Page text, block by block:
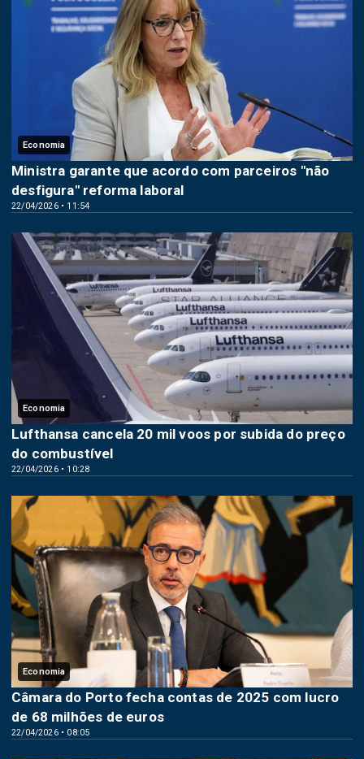
Economia
22/04/2026 • 11:54
Ministra garante que acordo com parceiros "não
desfigura" reforma laboral
Economia
22/04/2026 • 10:28
Lufthansa cancela 20 mil voos por subida do preço
do combustível
Economia
22/04/2026 • 08:05
Câmara do Porto fecha contas de 2025 com lucro
de 68 milhões de euros